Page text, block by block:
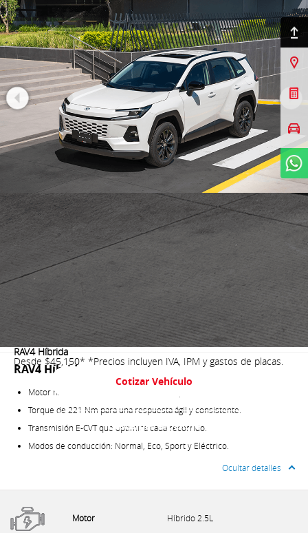
RAV4 Híbrida
Desde $45,150* *Precios incluyen IVA, IPM y gastos de placas.
Cotizar Vehículo
Descargar Brochure
Especificaciones
RAV4 Híbrida
Motor híbrido 2.5L con hasta 324 HP de potencia.
Torque de 221 Nm para una respuesta ágil y consistente.
Transmisión E-CVT que optimiza cada recorrido.
Modos de conducción: Normal, Eco, Sport y Eléctrico.
Ocultar detalles
Motor Híbrido 2.5L
Ir arriba
Sucursales
Cotizar Mi Toyota
Agendar prueba de
manejo
WhatsApp